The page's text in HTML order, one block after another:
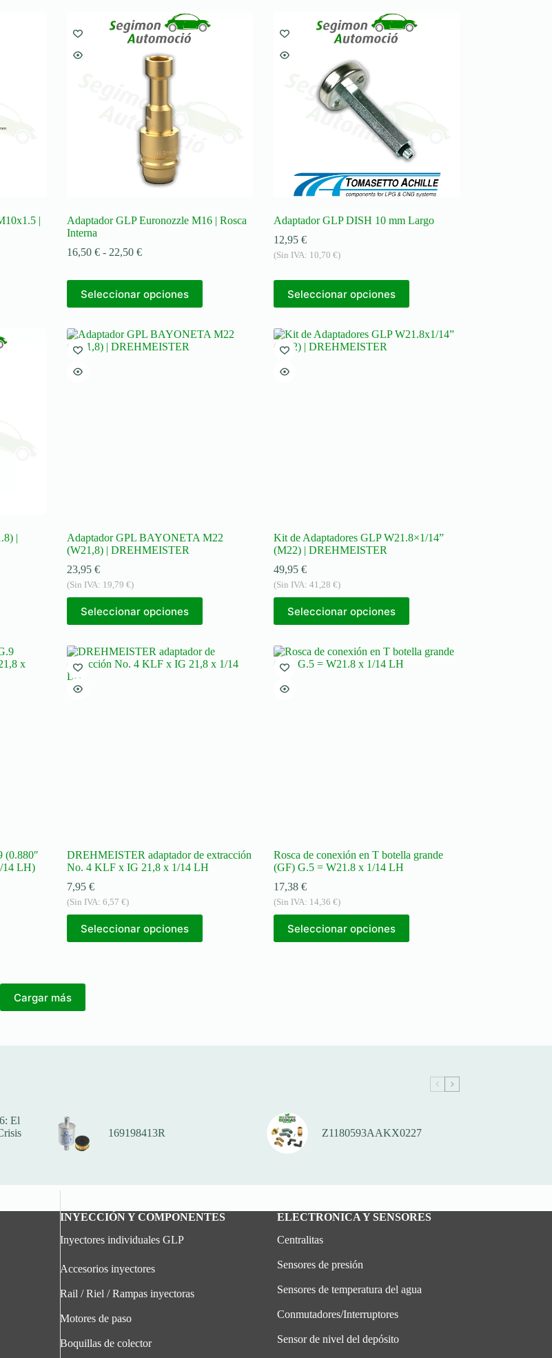
Las
se
|
Adaptador GLP Euronozzle M16 | Rosca
Interna
16,50 € - 22,50 €Rango
desde
16,50 €
Seleccionar opciones
producto
tiene
variantes.
Las
se
Adaptador GLP DISH 10 mm Largo
12,95 €
(Sin IVA: 10,70 €)
Seleccionar opciones
|
Adaptador GPL BAYONETA M22
(W21,8) | DREHMEISTER
23,95 €
(Sin IVA: 19,79 €)
Seleccionar opciones
Kit de Adaptadores GLP W21.8×1/14”
(M22) | DREHMEISTER
49,95 €
(Sin IVA: 41,28 €)
Seleccionar opciones
(0.880″
14 LH)
DREHMEISTER adaptador de extracción
No. 4 KLF x IG 21,8 x 1/14 LH
7,95 €
(Sin IVA: 6,57 €)
Seleccionar opciones
Rosca de conexión en T botella grande
(GF) G.5 = W21.8 x 1/14 LH
17,38 €
(Sin IVA: 14,36 €)
Seleccionar opciones
Cargar más
El
169198413R Z1180593AAKX0227
INYECCIÓN Y COMPONENTES
Inyectores individuales GLP
Accesorios inyectores
Rail / Riel / Rampas inyectoras
Motores de paso
Boquillas de colector
ELECTRONICA Y SENSORES
Centralitas
Sensores de presión
Sensores de temperatura del agua
Conmutadores/Interruptores
Sensor de nivel del depósito